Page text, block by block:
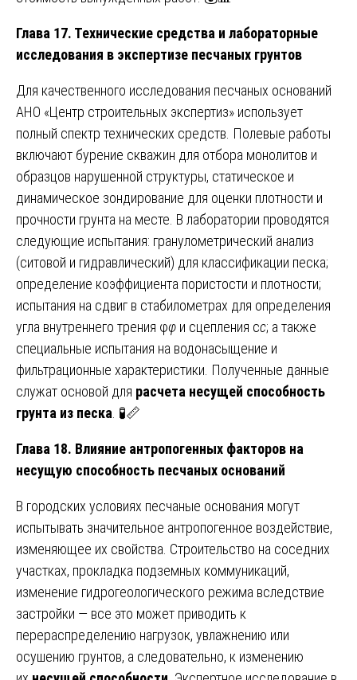
Глава 17. Технические средства и лабораторные
исследования в экспертизе песчаных грунтов
Для качественного исследования песчаных оснований
АНО «Центр строительных экспертиз» использует
полный спектр технических средств. Полевые работы
включают бурение скважин для отбора монолитов и
образцов нарушенной структуры, статическое и
динамическое зондирование для оценки плотности и
прочности грунта на месте. В лаборатории проводятся
следующие испытания: гранулометрический анализ
(ситовой и гидравлический) для классификации песка;
определение коэффициента пористости и плотности;
испытания на сдвиг в стабилометрах для определения
угла внутреннего трения φφ и сцепления cc; а также
специальные испытания на водонасыщение и
фильтрационные характеристики. Полученные данные
служат основой для расчета несущей способность
грунта из песка . 🧪📏
Глава 18. Влияние антропогенных факторов на
несущую способность песчаных оснований
В городских условиях песчаные основания могут
испытывать значительное антропогенное воздействие,
изменяющее их свойства. Строительство на соседних
участках, прокладка подземных коммуникаций,
изменение гидрогеологического режима вследствие
застройки — все это может приводить к
перераспределению нагрузок, увлажнению или
осушению грунтов, а следовательно, к изменению